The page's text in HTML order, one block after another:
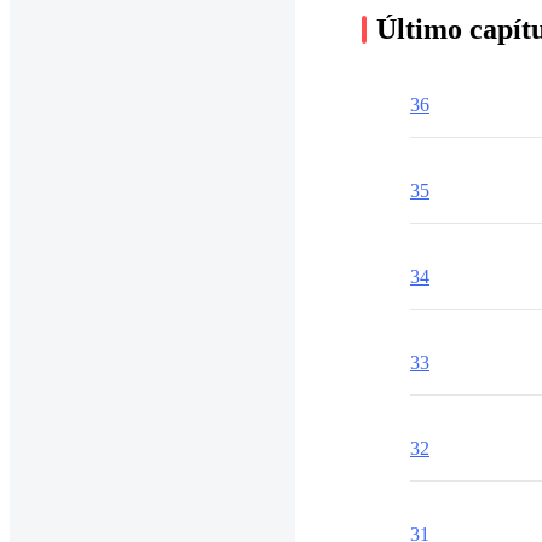
Último
36
35
34
33
32
31